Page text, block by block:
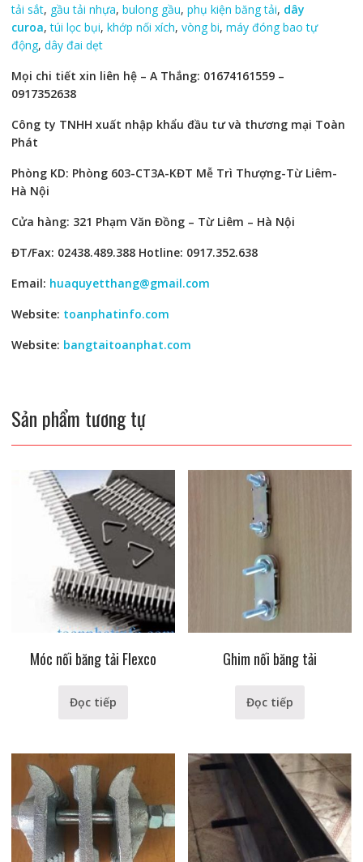
tải sắt, gầu tải nhựa, bulong gầu, phụ kiện băng tải, dây
curoa,túi lọc bụi, khớp nối xích, vòng bi, máy đóng bao tự
động, dây đai dẹt
Mọi chi tiết xin liên hệ – A Thắng: 01674161559 –
0917352638
Công ty TNHH xuất nhập khẩu đầu tư và thương mại Toàn
Phát
Phòng KD: Phòng 603-CT3A-KĐT Mễ Trì Thượng-Từ Liêm-
Hà Nội
Cửa hàng: 321 Phạm Văn Đồng – Từ Liêm – Hà Nội
ĐT/Fax: 02438.489.388 Hotline: 0917.352.638
Email: huaquyetthang@gmail.com
Website: toanphatinfo.com
Website: bangtaitoanphat.com
Sản phẩm tương tự
Móc nối băng tải Flexco
Đọc tiếp
Ghim nối băng tải
Đọc tiếp